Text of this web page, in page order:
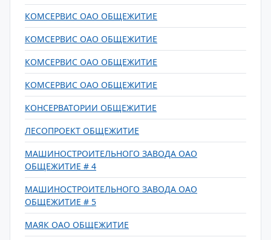
КОМСЕРВИС ОАО ОБЩЕЖИТИЕ
КОМСЕРВИС ОАО ОБЩЕЖИТИЕ
КОМСЕРВИС ОАО ОБЩЕЖИТИЕ
КОМСЕРВИС ОАО ОБЩЕЖИТИЕ
КОНСЕРВАТОРИИ ОБЩЕЖИТИЕ
ЛЕСОПРОЕКТ ОБЩЕЖИТИЕ
МАШИНОСТРОИТЕЛЬНОГО ЗАВОДА ОАО
ОБЩЕЖИТИЕ # 4
МАШИНОСТРОИТЕЛЬНОГО ЗАВОДА ОАО
ОБЩЕЖИТИЕ # 5
МАЯК ОАО ОБЩЕЖИТИЕ